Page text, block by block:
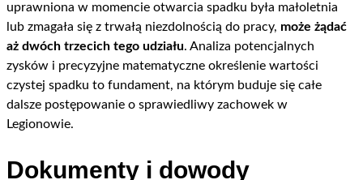
uprawniona w momencie otwarcia spadku była małoletnia
lub zmagała się z trwałą niezdolnością do pracy, może żądać
aż dwóch trzecich tego udziału. Analiza potencjalnych
zysków i precyzyjne matematyczne określenie wartości
czystej spadku to fundament, na którym buduje się całe
dalsze postępowanie o sprawiedliwy zachowek w
Legionowie.
Dokumenty i dowody